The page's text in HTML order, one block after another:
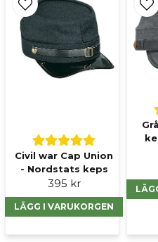
Civil war Cap Union
- Nordstats keps
395 kr
LÄGG I VARUKORGEN